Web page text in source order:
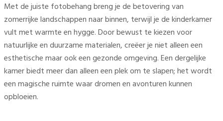
Met de juiste fotobehang breng je de betovering van
zomerrijke landschappen naar binnen, terwijl je de kinderkamer
vult met warmte en hygge. Door bewust te kiezen voor
natuurlijke en duurzame materialen, creëer je niet alleen een
esthetische maar ook een gezonde omgeving. Een dergelijke
kamer biedt meer dan alleen een plek om te slapen; het wordt
een magische ruimte waar dromen en avonturen kunnen
opbloeien.